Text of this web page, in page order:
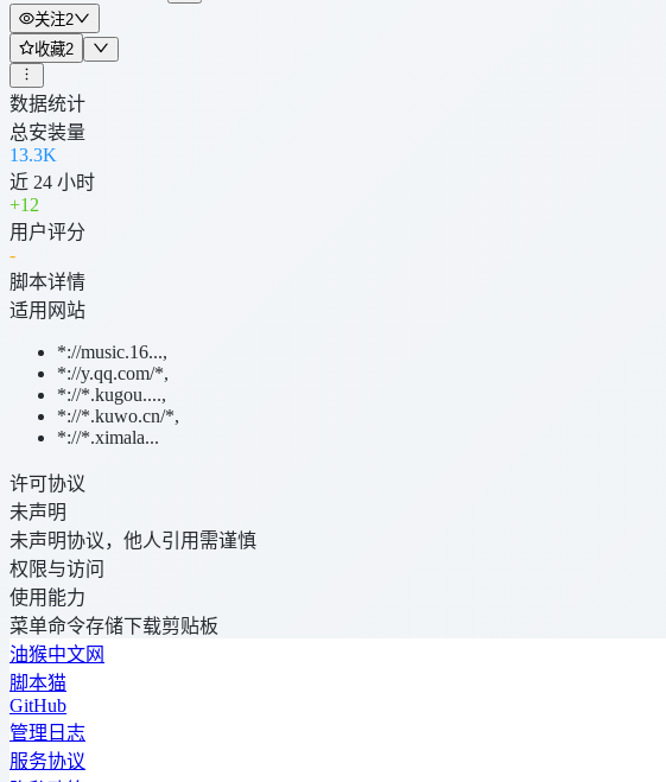
关注2
收藏2
数据统计
总安装量
13.3K
近 24 小时
+12
用户评分
-
脚本详情
适用网站
*://music.16...,
*://y.qq.com/*,
*://*.kugou....,
*://*.kuwo.cn/*,
*://*.ximala...
许可协议
未声明
未声明协议，他人引用需谨慎
权限与访问
使用能力
菜单命令存储下载剪贴板
油猴中文网
脚本猫
GitHub
管理日志
服务协议